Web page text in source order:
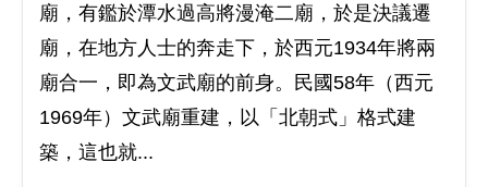
廟，有鑑於潭水過高將漫淹二廟，於是決議遷
廟，在地方人士的奔走下，於西元1934年將兩
廟合一，即為文武廟的前身。民國58年（西元
1969年）文武廟重建，以「北朝式」格式建
築，這也就...